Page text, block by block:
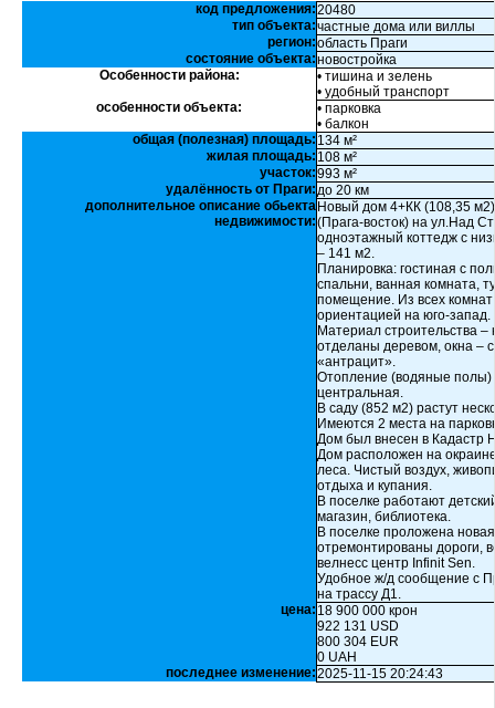
код предложения:20480
тип объекта:частные дома или виллы
регион:область Праги
состояние объекта:новостройка
Особенности района:
• тишина и зелень
• удобный транспорт
особенности объекта:
• парковка
• балкон
общая (полезная) площадь: 134 м²
жилая площадь: 108 м²
участок:993 м²
удалённость от Праги:до 20 км
дополнительное описание обьекта
недвижимости:
Новый дом 4+КК (108,35
(Прага-восток) на ул.Над
одноэтажный коттедж с
– 141 м2.
Планировка: гостиная с
спальни, ванная комната,
помещение. Из всех
ориентацией на юго-запад.
Материал строительства
отделаны деревом, окна –
«антрацит».
Отопление (водяные полы)
центральная.
В саду (852 м2) растут
Имеются 2 места на
Дом был внесен в Кадастр
Дом расположен на
леса. Чистый воздух,
отдыха и купания.
В поселке работают
магазин, библиотека.
В поселке проложена
отремонтированы дороги,
велнесс центр Infinit Sen.
Удобное ж/д сообщение с
на трассу Д1.
цена: 18 900 000 крон
922 131 USD
800 304 EUR
0 UAH
последнее изменение:2025-11-15 20:24:43